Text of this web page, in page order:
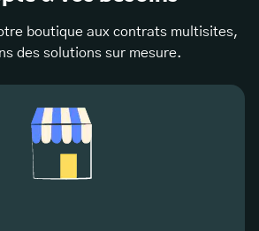
boutique aux contrats multisites,
des solutions sur mesure.